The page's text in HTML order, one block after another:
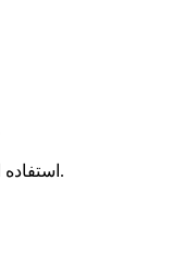
استفاده از مطالب سایت با ذکر منبع بلامانع میباشد.